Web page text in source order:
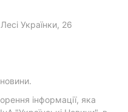
Українки, 26
інформації, яка